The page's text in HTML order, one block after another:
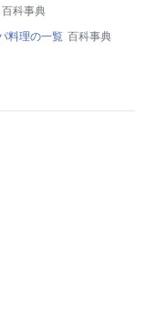
百科事典
料理の一覧 百科事典